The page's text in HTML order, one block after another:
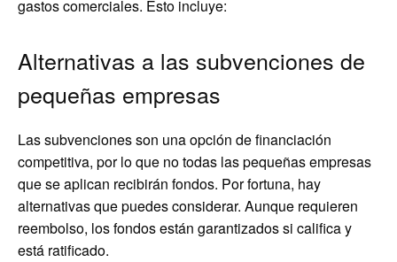
gastos comerciales. Esto incluye:
Alternativas a las subvenciones de
pequeñas empresas
Las subvenciones son una opción de financiación
competitiva, por lo que no todas las pequeñas empresas
que se aplican recibirán fondos. Por fortuna, hay
alternativas que puedes considerar. Aunque requieren
reembolso, los fondos están garantizados si califica y
está ratificado.